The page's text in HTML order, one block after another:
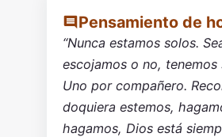
Pensamiento de
“Nunca estamos solos.
escojamos o no, tenemos
Uno por compañero.
doquiera estemos,
hagamos, Dios está